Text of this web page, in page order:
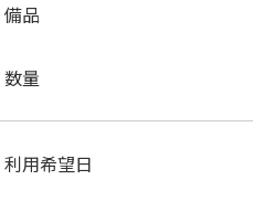
備品
数量
利用希望日